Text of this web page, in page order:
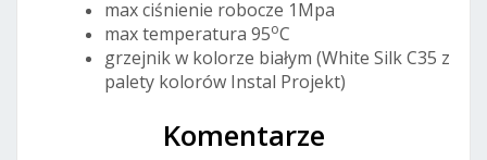
max ciśnienie robocze 1Mpa
max temperatura 95oC
grzejnik w kolorze białym (White Silk C35 z
palety kolorów Instal Projekt)
Komentarze